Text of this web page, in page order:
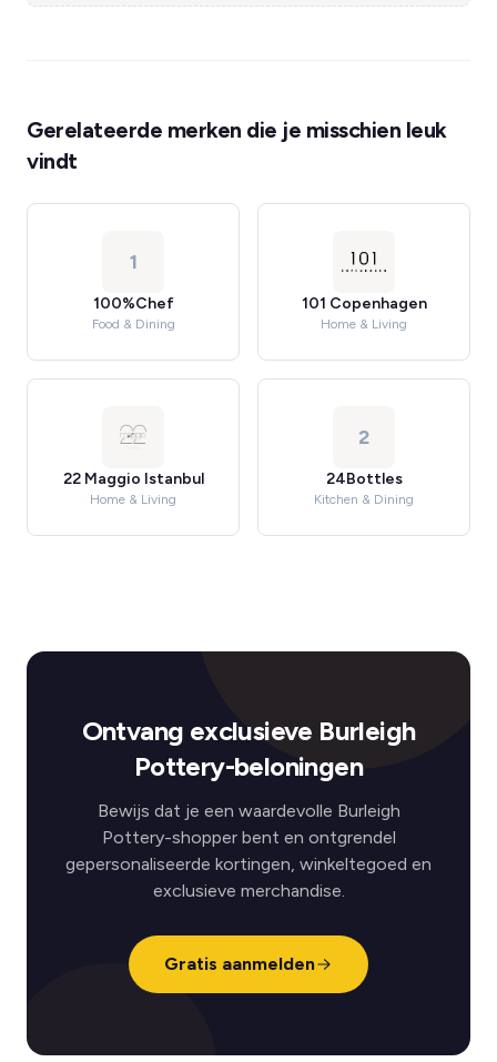
Gerelateerde merken die je misschien leuk
vindt
1
100%Chef
Food & Dining
101 Copenhagen
Home & Living
22 Maggio Istanbul
Home & Living
2
24Bottles
Kitchen & Dining
Ontvang exclusieve Burleigh
Pottery-beloningen
Bewijs dat je een waardevolle Burleigh
Pottery-shopper bent en ontgrendel
gepersonaliseerde kortingen, winkeltegoed en
exclusieve merchandise.
Gratis aanmelden